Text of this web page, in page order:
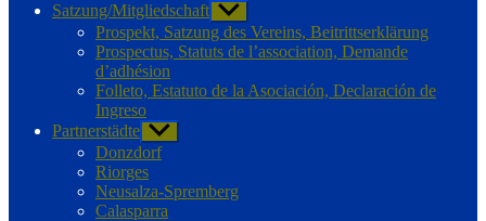
Satzung/Mitgliedschaft Untermenü
anzeigen
Prospekt, Satzung des Vereins, Beitrittserklärung
Prospectus, Statuts de l’association, Demande
d’adhésion
Folleto, Estatuto de la Asociación, Declaración de
Ingreso
Partnerstädte Untermenü
anzeigen
Donzdorf
Riorges
Neusalza-Spremberg
Calasparra